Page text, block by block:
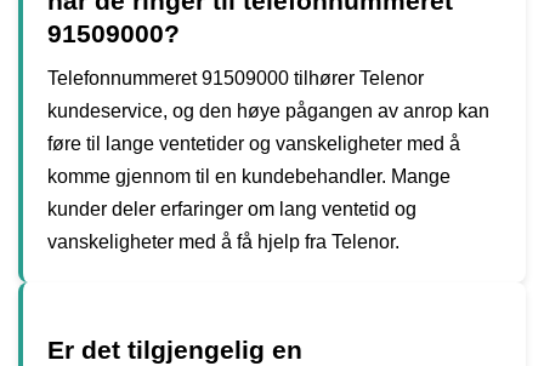
91509000?
Telefonnummeret 91509000 tilhører Telenor
kundeservice, og den høye pågangen av anrop kan
føre til lange ventetider og vanskeligheter med å
komme gjennom til en kundebehandler. Mange
kunder deler erfaringer om lang ventetid og
vanskeligheter med å få hjelp fra Telenor.
Er det tilgjengelig en